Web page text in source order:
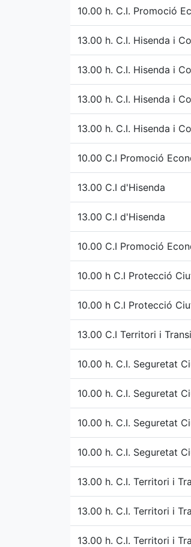
10.00 h. C.I. Promoció
13.00 h. C.I. Hisenda i
13.00 h. C.I. Hisenda i
13.00 h. C.I. Hisenda i
13.00 h. C.I. Hisenda i
10.00 C.I Promoció
13.00 C.I d'Hisenda
13.00 C.I d'Hisenda
10.00 C.I Promoció
10.00 h C.I Protecció
10.00 h C.I Protecció
13.00 C.I Territori i
10.00 h. C.I. Seguretat
10.00 h. C.I. Seguretat
10.00 h. C.I. Seguretat
10.00 h. C.I. Seguretat
13.00 h. C.I. Territori i
13.00 h. C.I. Territori i
13.00 h. C.I. Territori i